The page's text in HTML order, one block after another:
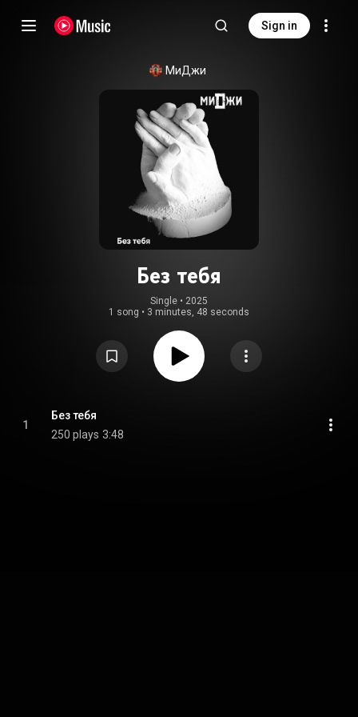
Sign in
МиДжи
Без тебя
Single • 2025
1 song • 3 minutes, 48 seconds
1
Без тебя
250 plays 3:48